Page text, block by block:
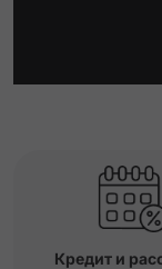
Кредит и